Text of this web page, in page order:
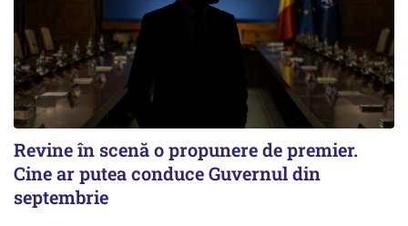
Revine în scenă o propunere de premier.
Cine ar putea conduce Guvernul din
septembrie